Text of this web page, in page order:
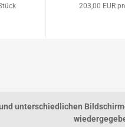
203,00 EUR
unterschiedlichen